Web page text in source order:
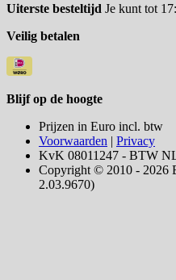
Uiterste besteltijd Je kunt tot
Veilig betalen
Blijf op de hoogte
Prijzen in Euro incl. btw
Voorwaarden | Privacy
KvK 08011247 - BTW
Copyright © 2010 - 2026
2.03.9670)